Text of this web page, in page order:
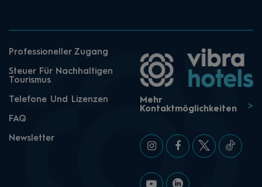
Professioneller Zugang
Steuer Für Nachhaltigen
Tourismus
Telefone Und Lizenzen
FAQ
Newsletter
Mehr
Kontaktmöglichkeiten